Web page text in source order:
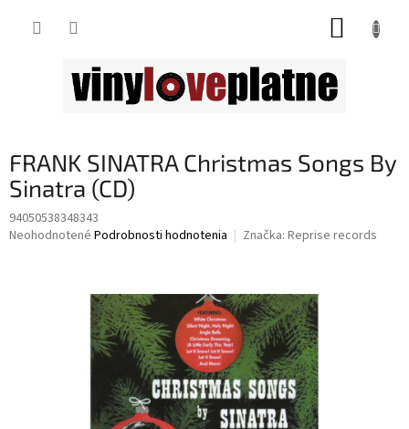
FRANK SINATRA Christmas Songs By
Sinatra (CD)
94050538348343
Priemerné
Neohodnotené Podrobnosti hodnotenia Značka: Reprise records